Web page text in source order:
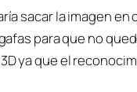
sacar la imagen en
para que no
ya que el